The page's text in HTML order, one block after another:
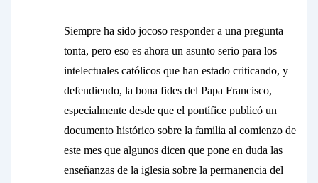
Siempre ha sido jocoso responder a una pregunta
tonta, pero eso es ahora un asunto serio para los
intelectuales católicos que han estado criticando, y
defendiendo, la bona fides del Papa Francisco,
especialmente desde que el pontífice publicó un
documento histórico sobre la familia al comienzo de
este mes que algunos dicen que pone en duda las
enseñanzas de la iglesia sobre la permanencia del